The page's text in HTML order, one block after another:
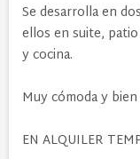
Se desarrolla en
ellos en suite,
y cocina.
Muy cómoda y bien
EN ALQUILER